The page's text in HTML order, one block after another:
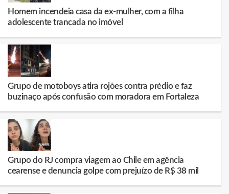
Homem incendeia casa da ex-mulher, com a filha
adolescente trancada no imóvel
Grupo de motoboys atira rojões contra prédio e faz
buzinaço após confusão com moradora em Fortaleza
Grupo do RJ compra viagem ao Chile em agência
cearense e denuncia golpe com prejuízo de R$ 38 mil